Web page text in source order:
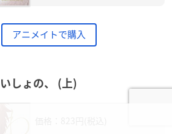
アニメイトで購入
しょの、 (上)